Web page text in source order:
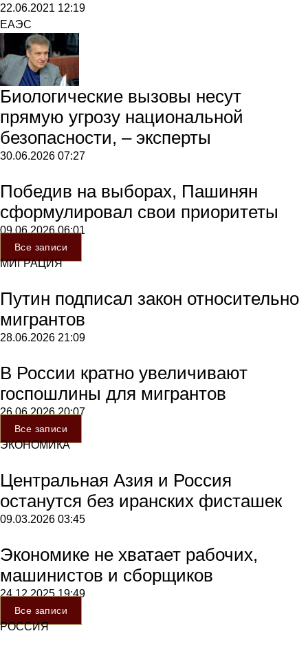
22.06.2021 12:19
ЕАЭС
Биологические вызовы несут
прямую угрозу национальной
безопасности, – эксперты
30.06.2026 07:27
Победив на выборах, Пашинян
сформулировал свои приоритеты
09.06.202606:01
Все записи
МИГРАЦИЯ
Путин подписал закон относительно
мигрантов
28.06.2026 21:09
В России кратно увеличивают
госпошлины для мигрантов
26.06.202620:07
Все записи
ЭКОНОМИКА
Центральная Азия и Россия
останутся без иранских фисташек
09.03.2026 03:45
Экономике не хватает рабочих,
машинистов и сборщиков
24.12.202519:49
Все записи
РОССИЯ